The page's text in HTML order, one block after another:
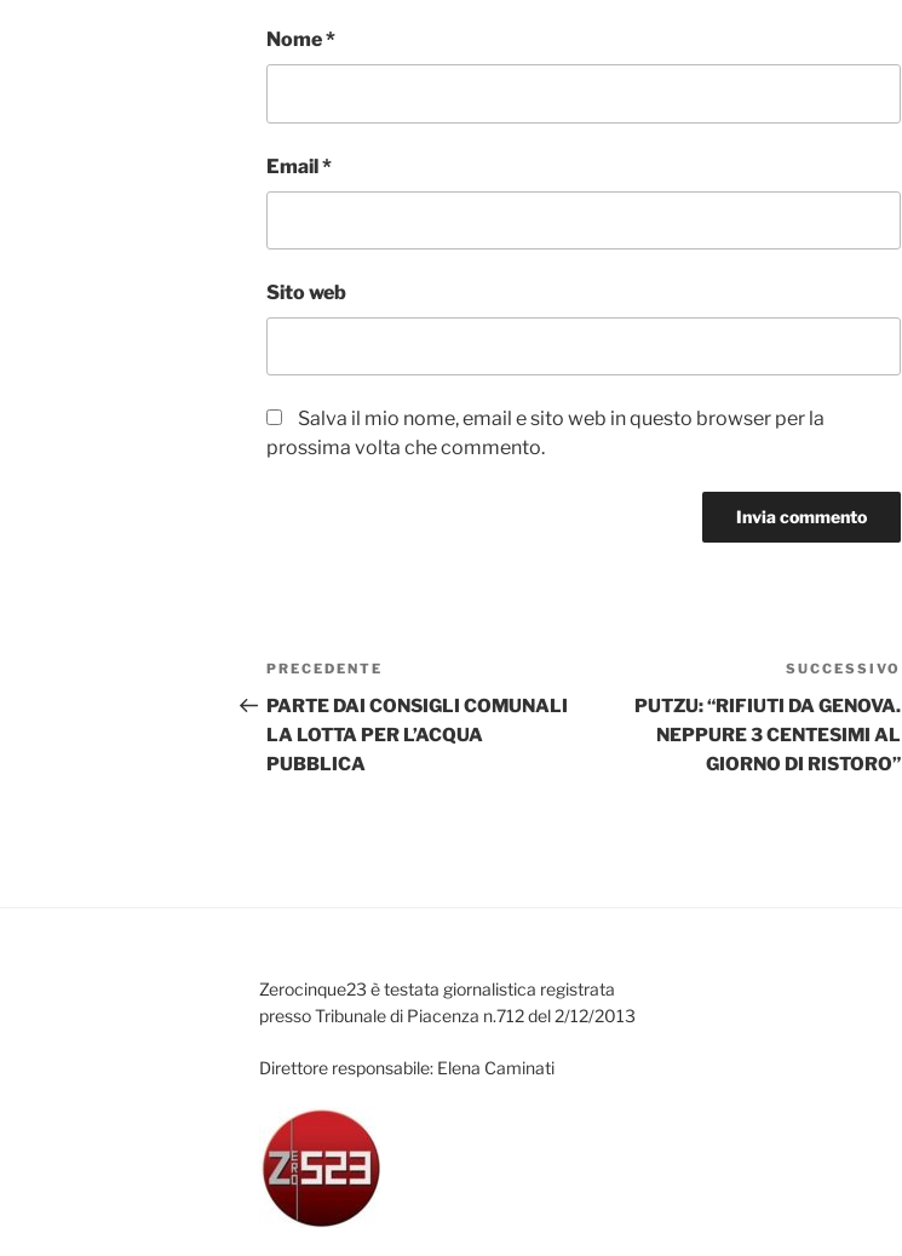
Nome*
Email*
Sito web
Salva il mio nome, email e sito web in questo browser per la
prossima volta che commento.
Navigazione
articoli
Articolo
precedente:
PRECEDENTE
PARTE DAI CONSIGLI COMUNALI
LA LOTTA PER L’ACQUA
PUBBLICA
SUCCESSIVO
PUTZU: “RIFIUTI DA GENOVA.
NEPPURE 3 CENTESIMI AL
GIORNO DI RISTORO”
Zerocinque23 è testata giornalistica registrata
presso Tribunale di Piacenza n.712 del 2/12/2013
Direttore responsabile: Elena Caminati